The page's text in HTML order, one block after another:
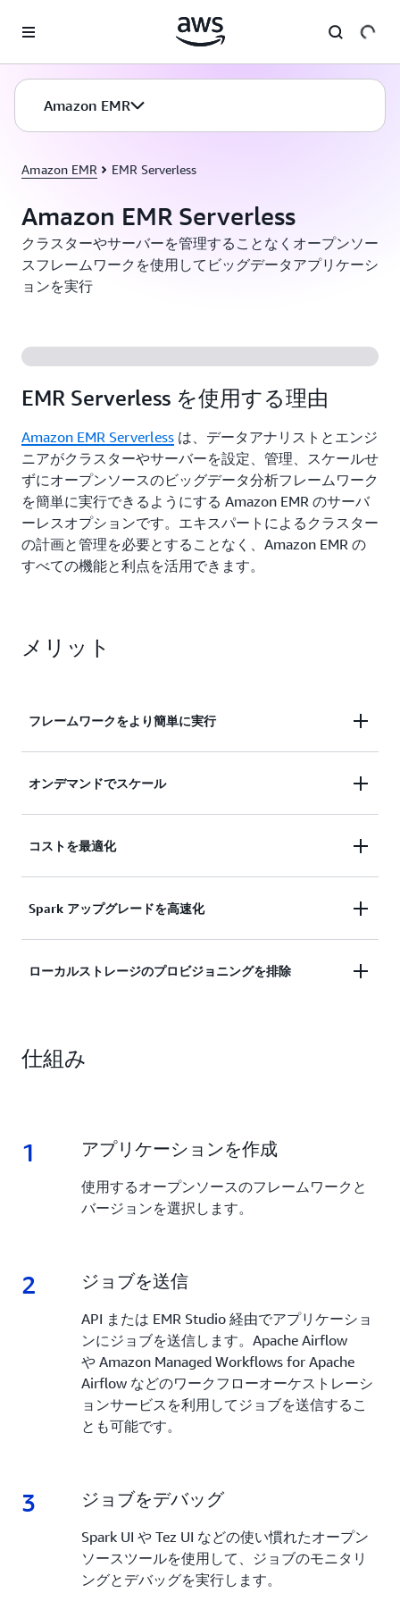
Amazon EMR
Amazon EMR EMR Serverless
Amazon EMR Serverless
クラスターやサーバーを管理することなくオープンソー
スフレームワークを使用してビッグデータアプリケーシ
ョンを実行
EMR Serverless を使用する理由
Amazon EMR Serverless は、データアナリストとエンジ
ニアがクラスターやサーバーを設定、管理、スケールせ
ずにオープンソースのビッグデータ分析フレームワーク
を簡単に実行できるようにする Amazon EMR のサーバ
ーレスオプションです。エキスパートによるクラスター
の計画と管理を必要とすることなく、Amazon EMR の
すべての機能と利点を活用できます。
メリット
フレームワークをより簡単に実行
フレームワーク (Apache Spark や Apache Hive など)
を選択すると、基盤となるコンピューティングリソ
にプロビジョニングして管理します。
オンデマンドでスケール
サイズを数秒で変更する自動オンデマンドスケーリ
ングを使用することで、あらゆる規模の分析ワーク
コストを最適化
ップおよびスケールダウンして、アプリケーション
に適切な量のキャパシティを提供します。お支払い
する量が多すぎたり少なすぎたりする懸念を最小限
Spark アップグレードを高速化
Apache Spark アップグレードエージェントは、イ
Spark アップグレードエージェントは、コードベー
ローカルストレージのプロビジョニングを排除
ード向けのローカルストレージプロビジョニングを
データオペレーションを自動的に処理し、ストレー
ジ料金がかかりません。お支払いはコンピューティ
ングリソースとメモリリソースの料金のみです。
仕組み
1 1.
アプリケーションを作成
使用するオープンソースのフレームワークと
バージョンを選択します。
2 2.
ジョブを送信
API または EMR Studio 経由でアプリケーショ
ンにジョブを送信します。Apache Airflow
や Amazon Managed Workflows for Apache
Airflow などのワークフローオーケストレーシ
ョンサービスを利用してジョブを送信するこ
とも可能です。
3 3.
ジョブをデバッグ
Spark UI や Tez UI などの使い慣れたオープン
ソースツールを使用して、ジョブのモニタリ
ングとデバッグを実行します。